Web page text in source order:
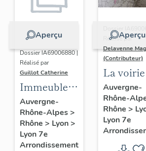
Aperçu
Dossier IA69006880 |
Réalisé par
Guillot Catherine
Immeubles,
maisons
Auvergne-
Rhône-Alpes>
Rhône > Lyon>
Lyon 7e
Arrondissement
Aperçu
Dossier
Réalisé par
Delavenne
(Contributeur)
La
secteur
d'étude
"Saint-
André"
(Lyon
Auvergne-
Rhône-
Rhône >
Lyon 7e